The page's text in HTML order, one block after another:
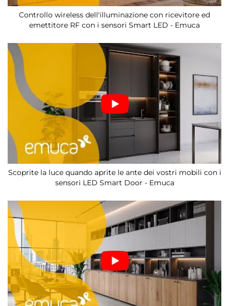
Controllo wireless dell'illuminazione con ricevitore ed
emettitore RF con i sensori Smart LED - Emuca
Scoprite la luce quando aprite le ante dei vostri mobili con i
sensori LED Smart Door - Emuca